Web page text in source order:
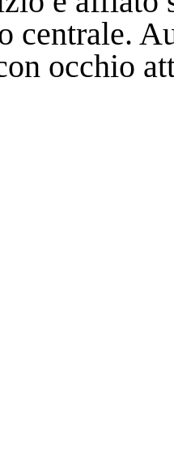
centrale.
occhio